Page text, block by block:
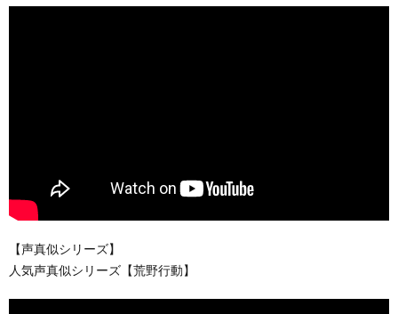
【声真似シリーズ】
人気声真似シリーズ【荒野行動】